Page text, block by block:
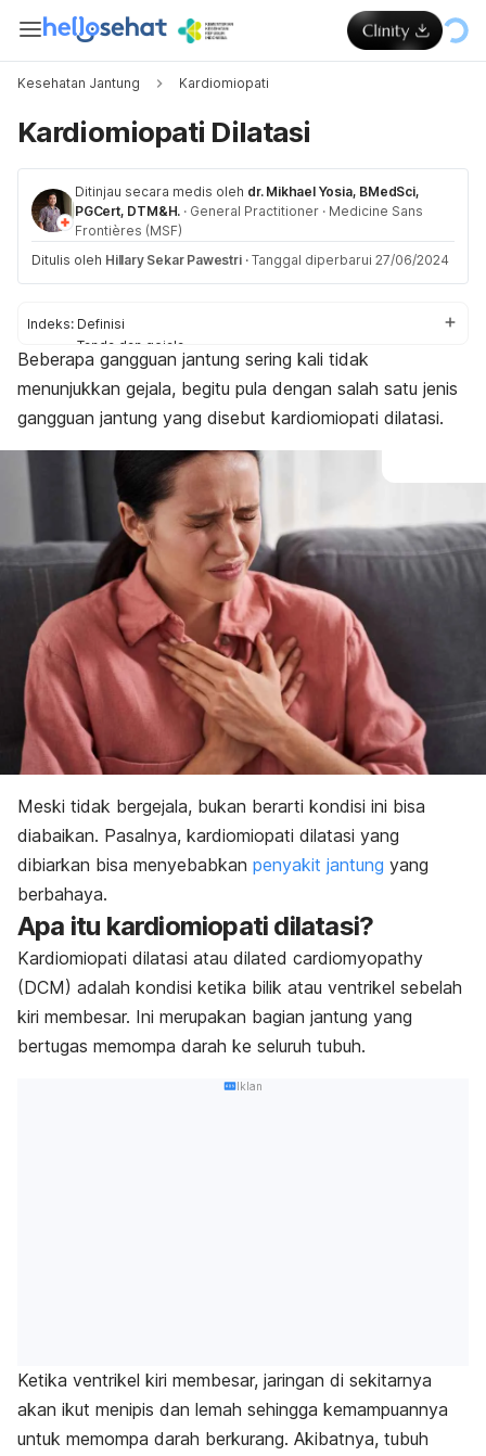
Kesehatan Jantung Kardiomiopati
Kardiomiopati Dilatasi
Ditinjau secara medis oleh dr. Mikhael Yosia, BMedSci,
PGCert, DTM&H. · General Practitioner · Medicine Sans
Frontières (MSF)
Ditulis oleh Hillary Sekar Pawestri · Tanggal diperbarui 27/06/2024
Indeks: Definisi
Tanda dan gejala
Penyebab
Komplikasi
Diagnosis
Pengobatan
Beberapa gangguan jantung sering kali tidak
menunjukkan gejala, begitu pula dengan salah satu jenis
gangguan jantung yang disebut kardiomiopati dilatasi.
Meski tidak bergejala, bukan berarti kondisi ini bisa
diabaikan. Pasalnya, kardiomiopati dilatasi yang
dibiarkan bisa menyebabkan penyakit jantung yang
berbahaya.
Apa itu kardiomiopati dilatasi?
Kardiomiopati dilatasi atau dilated cardiomyopathy
(DCM) adalah kondisi ketika bilik atau ventrikel sebelah
kiri membesar. Ini merupakan bagian jantung yang
bertugas memompa darah ke seluruh tubuh.
Iklan
Ketika ventrikel kiri membesar, jaringan di sekitarnya
akan ikut menipis dan lemah sehingga kemampuannya
untuk memompa darah berkurang. Akibatnya, tubuh